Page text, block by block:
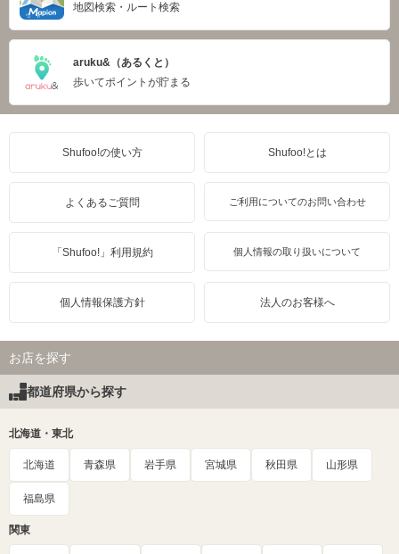
地図検索・ルート検索
aruku&（あるくと）
歩いてポイントが貯まる
Shufoo!の使い方 Shufoo!とは
よくあるご質問 ご利用についてのお問い合わせ
「Shufoo!」利用規約 個人情報の取り扱いについて
個人情報保護方針 法人のお客様へ
お店を探す
都道府県から探す
北海道・東北
北海道 青森県 岩手県 宮城県 秋田県 山形県
福島県
関東